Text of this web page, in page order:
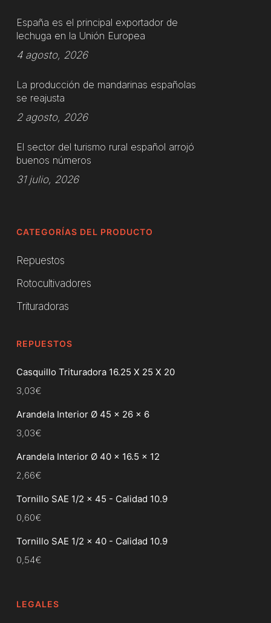
España es el principal exportador de
lechuga en la Unión Europea
4 agosto, 2026
La producción de mandarinas españolas
se reajusta
2 agosto, 2026
El sector del turismo rural español arrojó
buenos números
31 julio, 2026
CATEGORÍAS DEL PRODUCTO
Repuestos
Rotocultivadores
Trituradoras
REPUESTOS
Casquillo Trituradora 16.25 X 25 X 20
3,03€
Arandela Interior Ø 45 x 26 x 6
3,03€
Arandela Interior Ø 40 x 16.5 x 12
2,66€
Tornillo SAE 1/2 x 45 - Calidad 10.9
0,60€
Tornillo SAE 1/2 x 40 - Calidad 10.9
0,54€
LEGALES